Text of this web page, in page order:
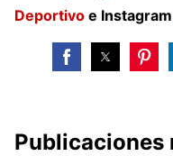
Deportivo e Instagram
Publicaciones